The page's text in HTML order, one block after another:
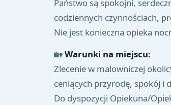
Państwo są spokojni,
codziennych czynnościach,
Nie jest konieczna opieka
🏡Warunki na miejscu:
Zlecenie w malowniczej
ceniących przyrodę, spokój i
Do dyspozycji Opiekuna/